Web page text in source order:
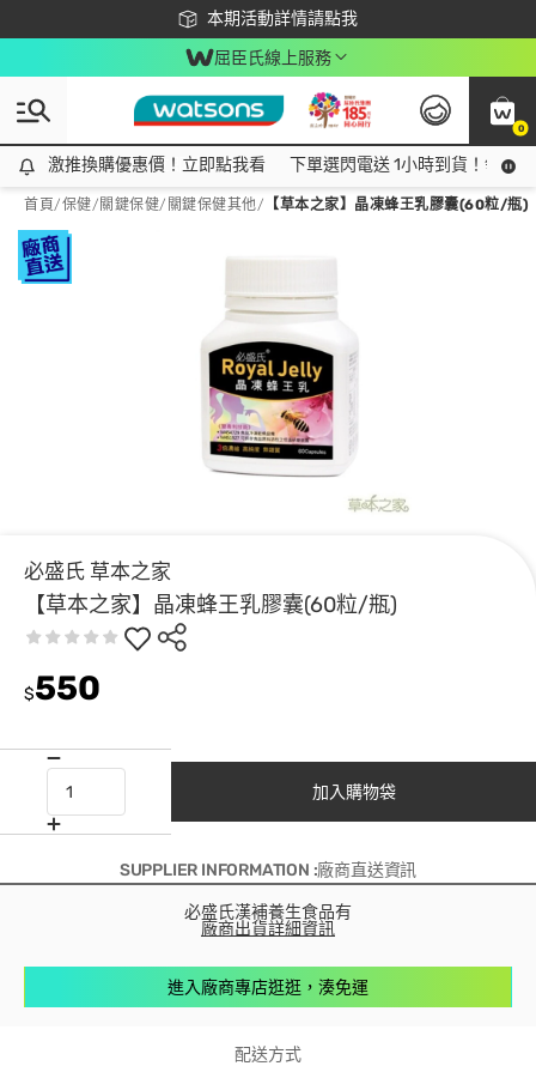
本期活動詳情請點我
下載app最高回饋$350
屈臣氏線上服務
0
激推換購優惠價！立即點我看
激推換購優惠價！立即點我看 下單選閃電送 1小時到貨！領神
首頁/保健/ 關鍵保健/ 關鍵保健其他/ 【草本之家】晶凍蜂王乳膠囊(60粒/瓶)
必盛氏 草本之家
【草本之家】晶凍蜂王乳膠囊(60粒/瓶)
$550
加入購物袋
SUPPLIER INFORMATION :廠商直送資訊
必盛氏漢補養生食品有
廠商出貨詳細資訊
進入廠商專店逛逛，湊免運
配送方式